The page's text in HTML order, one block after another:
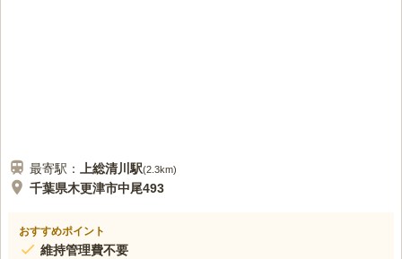
最寄駅： 上総清川駅(2.3km)
千葉県木更津市中尾493
おすすめポイント
維持管理費不要